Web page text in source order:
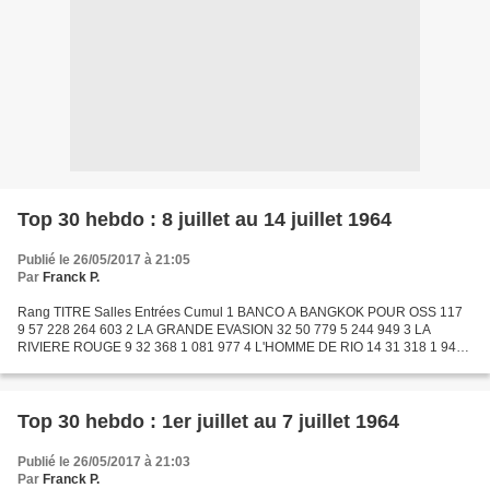
Top 30 hebdo : 8 juillet au 14 juillet 1964
Publié le 26/05/2017 à 21:05
Par Franck P.
Rang TITRE Salles Entrées Cumul 1 BANCO A BANGKOK POUR OSS 117
9 57 228 264 603 2 LA GRANDE EVASION 32 50 779 5 244 949 3 LA
RIVIERE ROUGE 9 32 368 1 081 977 4 L'HOMME DE RIO 14 31 318 1 942
Top 30 hebdo : 1er juillet au 7 juillet 1964
Publié le 26/05/2017 à 21:03
Par Franck P.